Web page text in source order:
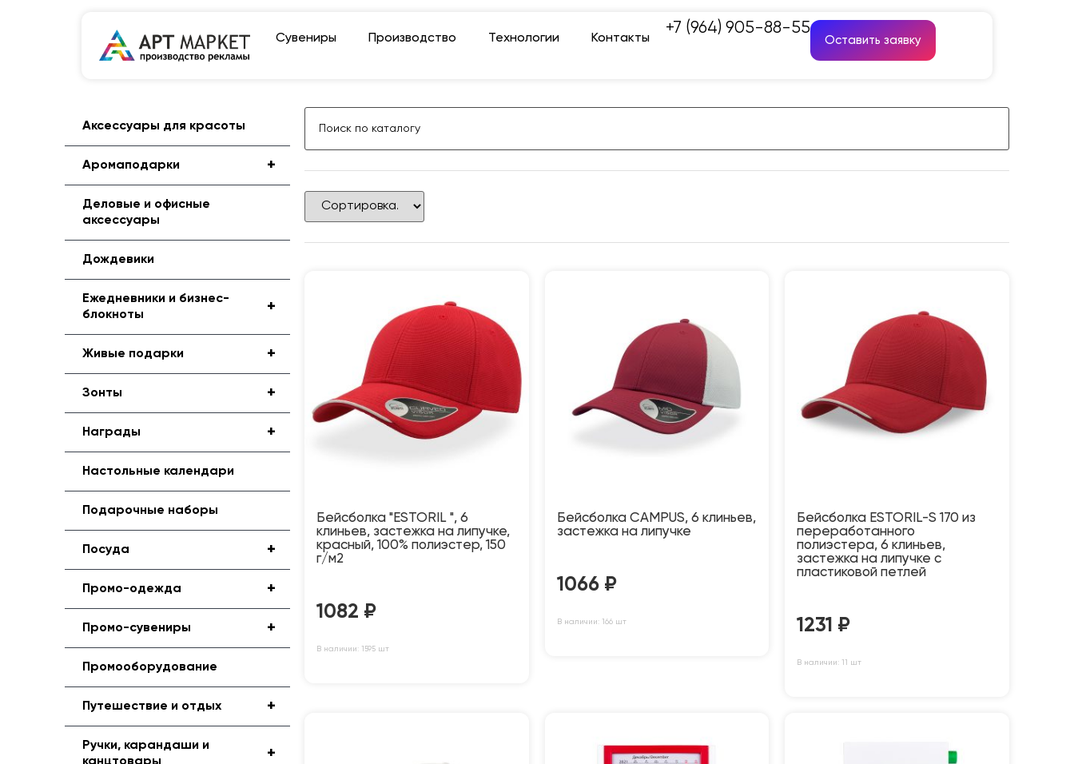
Сувениры Производство Технологии Контакты
+7 (964) 905-88-55
Оставить заявку
Аксессуары для красоты
+
Аромаподарки
Деловые и офисные
аксессуары
Дождевики
+
Ежедневники и бизнес-
блокноты
+
Живые подарки
+
Зонты
+
Награды
Настольные календари
Подарочные наборы
+
Посуда
+
Промо-одежда
+
Промо-сувениры
Промооборудование
+
Путешествие и отдых
+
Ручки, карандаши и
Бейсболка "ESTORIL ", 6
клиньев, застежка на липучке,
красный, 100% полиэстер, 150
г/м2
1082 ₽
В наличии: 1595 шт
Бейсболка CAMPUS, 6 клиньев,
застежка на липучке
1066 ₽
В наличии: 166 шт
Бейсболка ESTORIL-S 170 из
переработанного
полиэстера, 6 клиньев,
застежка на липучке с
пластиковой петлей
1231 ₽
В наличии: 11 шт